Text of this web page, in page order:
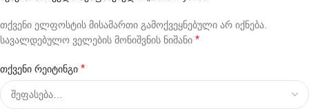
თქვენი ელფოსტის მისამართი გამოქვეყნებული არ იქნება.
სავალდებულო ველების მონიშვნის ნიშანი *
თქვენი რეიტინგი *